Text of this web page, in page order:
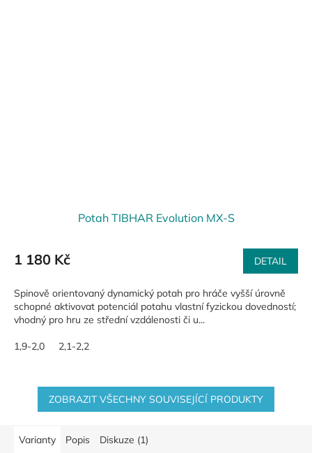
Potah TIBHAR Evolution MX-S
1 180 Kč DETAIL
Spinově orientovaný dynamický potah pro hráče vyšší úrovně
schopné aktivovat potenciál potahu vlastní fyzickou dovedností;
vhodný pro hru ze střední vzdálenosti či u...
1,9-2,0 2,1-2,2
ZOBRAZIT VŠECHNY SOUVISEJÍCÍ PRODUKTY
Varianty Popis Diskuze (1)